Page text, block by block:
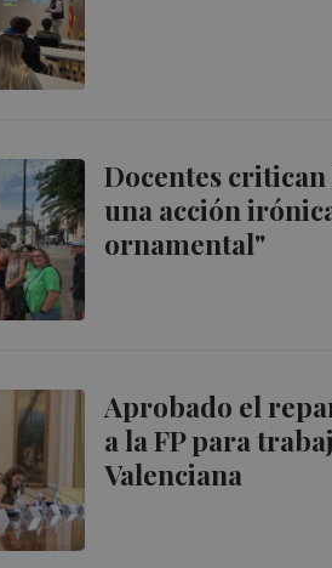
Docentes
una acción
ornamental"
Aprobado el
a la FP para
Valenciana